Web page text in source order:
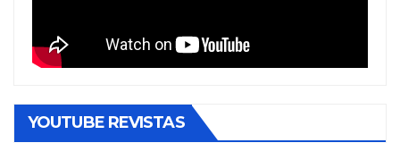
YOUTUBE REVISTAS